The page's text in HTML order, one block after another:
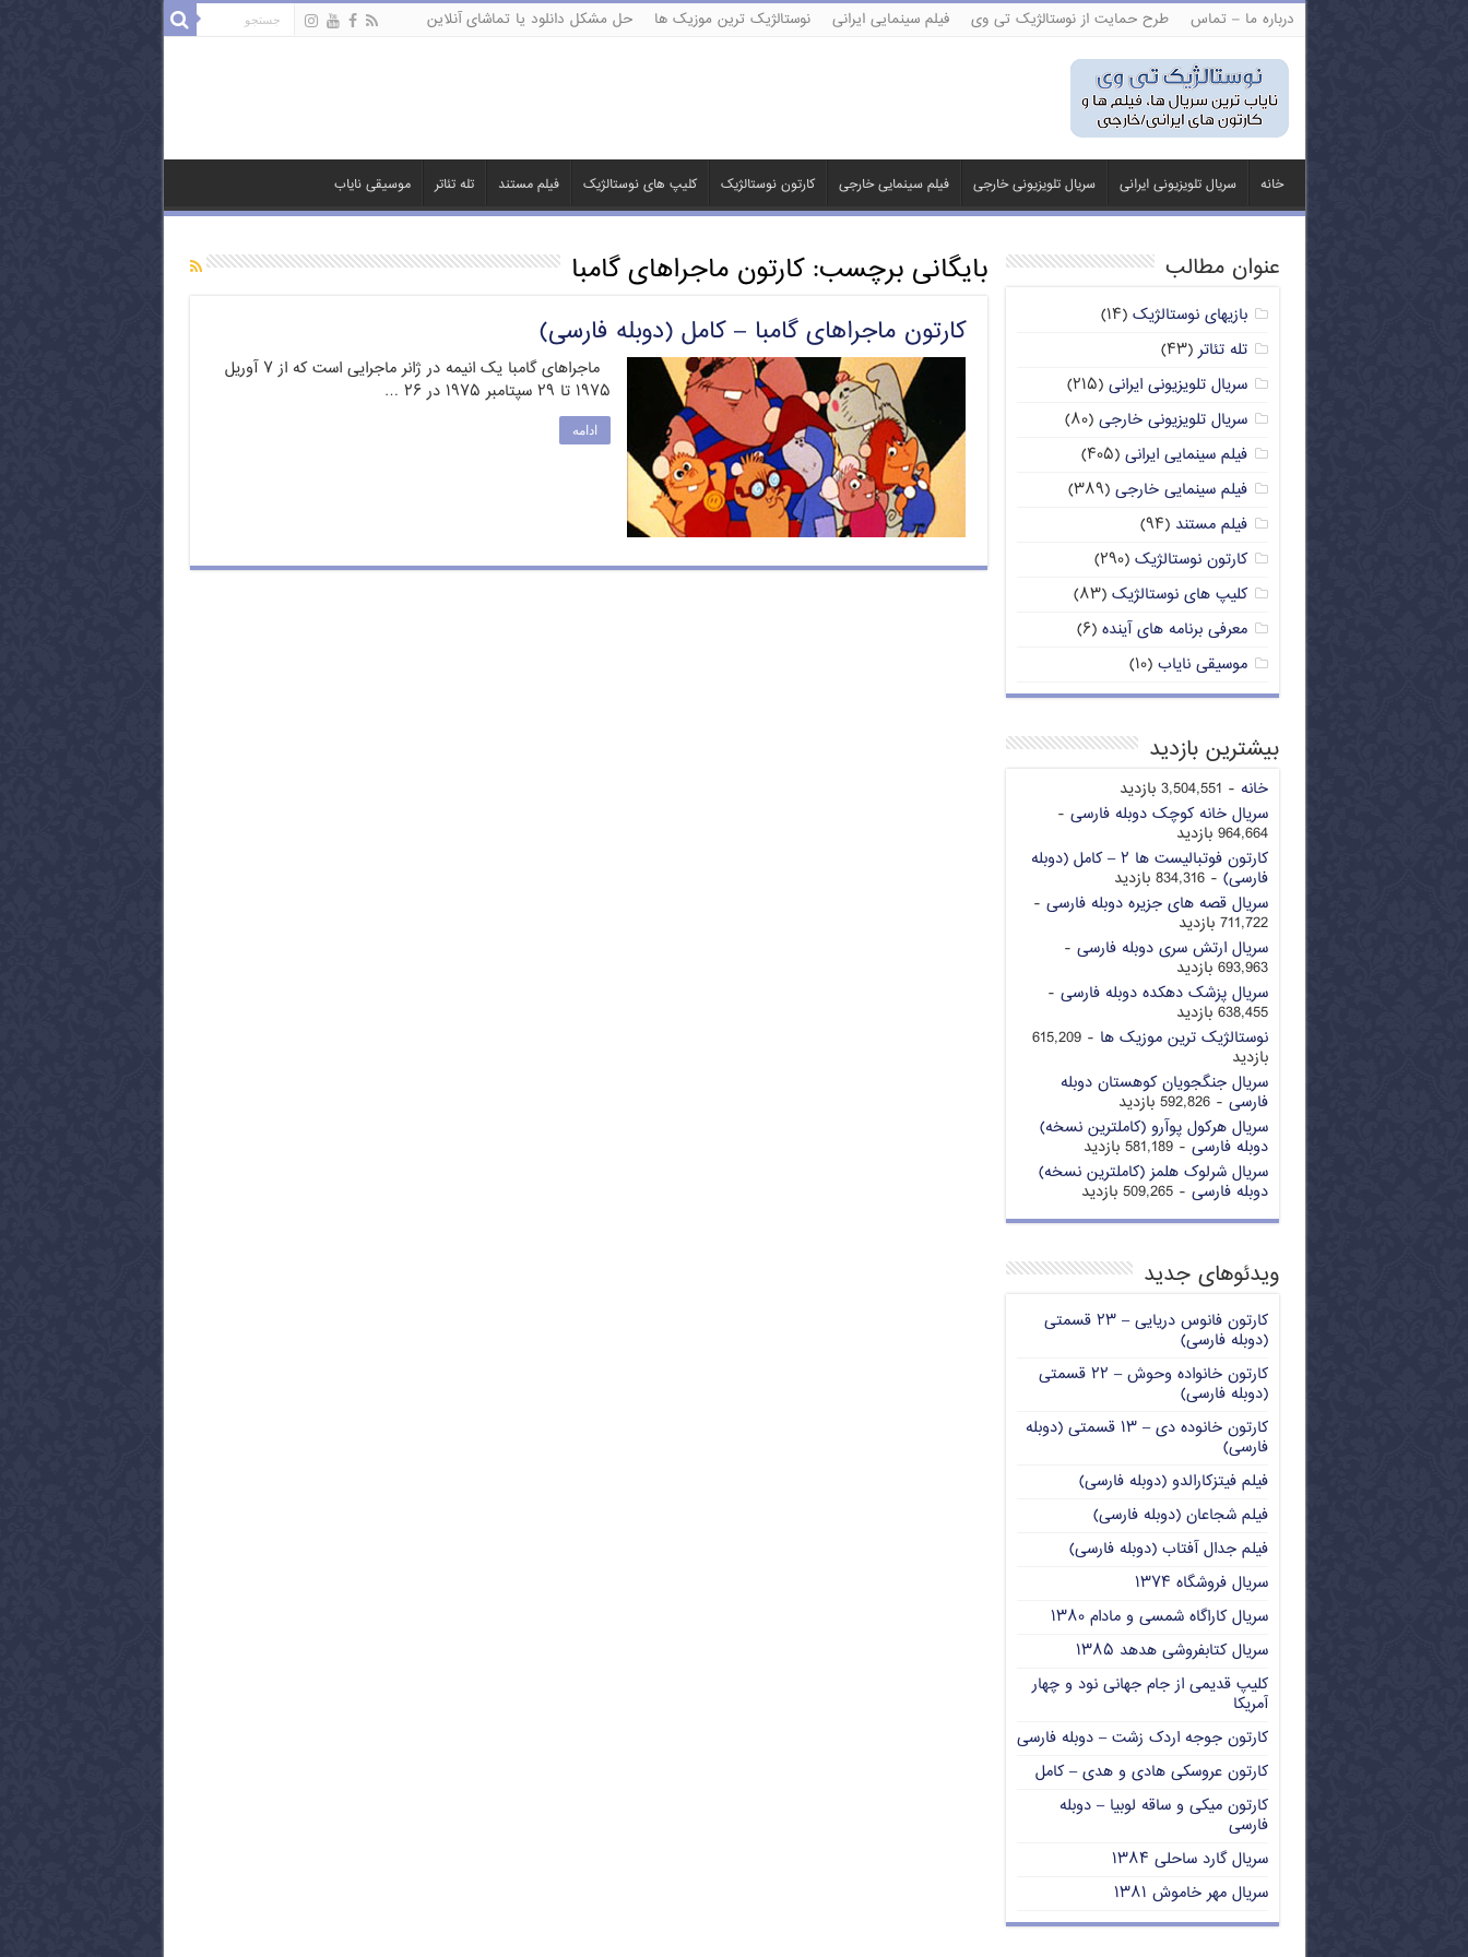
درباره ما – تماس طرح حمایت از نوستالژیک تی وی فیلم سینمایی ایرانی نوستالژیک ترین موزیک ها حل مشکل دانلود یا تماشای آنلاین
خانه سریال تلویزیونی ایرانی سریال تلویزیونی خارجی فیلم سینمایی خارجی کارتون نوستالژیک کلیپ های نوستالژیک فیلم مستند تله تئاتر موسیقی نایاب
بایگانی برچسب:کارتون ماجراهای گامبا
کارتون ماجراهای گامبا – کامل (دوبله فارسی)
ماجراهای گامبا یک انیمه در ژانر ماجرایی است که از ۷ آوریل
۱۹۷۵ تا ۲۹ سپتامبر ۱۹۷۵ در ۲۶ …
ادامه
عنوان مطالب
بازیهای نوستالژیک (۱۴)
تله تئاتر(۴۳)
سریال تلویزیونی ایرانی (۲۱۵)
سریال تلویزیونی خارجی (۸۰)
فیلم سینمایی ایرانی (۴۰۵)
فیلم سینمایی خارجی (۳۸۹)
فیلم مستند (۹۴)
کارتون نوستالژیک (۲۹۰)
کلیپ های نوستالژیک (۸۳)
معرفی برنامه های آینده (۶)
موسیقی نایاب (۱۰)
بیشترین بازدید
خانه - 3,504,551 بازدید
سریال خانه کوچک دوبله فارسی -
964,664 بازدید
کارتون فوتبالیست ها ۲ – کامل (دوبله
فارسی) - 834,316 بازدید
سریال قصه های جزیره دوبله فارسی -
711,722 بازدید
سریال ارتش سری دوبله فارسی -
693,963 بازدید
سریال پزشک دهکده دوبله فارسی -
638,455 بازدید
نوستالژیک ترین موزیک ها
- 615,209
بازدید
سریال جنگجویان کوهستان دوبله
فارسی - 592,826 بازدید
سریال هرکول پوآرو (کاملترین نسخه)
دوبله فارسی - 581,189 بازدید
سریال شرلوک هلمز (کاملترین نسخه)
دوبله فارسی - 509,265 بازدید
ویدئوهای جدید
کارتون فانوس دریایی – ۲۳ قسمتی
(دوبله فارسی)
کارتون خانواده وحوش – ۲۲ قسمتی
(دوبله فارسی)
کارتون خانوده دی – ۱۳ قسمتی (دوبله
فارسی)
فیلم فیتزکارالدو (دوبله فارسی)
فیلم شجاعان (دوبله فارسی)
فیلم جدال آفتاب (دوبله فارسی)
سریال فروشگاه ۱۳۷۴
سریال کاراگاه شمسی و مادام ۱۳۸۰
سریال کتابفروشی هدهد ۱۳۸۵
کلیپ قدیمی از جام جهانی نود و چهار
آمریکا
کارتون جوجه اردک زشت – دوبله فارسی
کارتون عروسکی هادی و هدی – کامل
کارتون میکی و ساقه لوبیا – دوبله
فارسی
سریال گارد ساحلی ۱۳۸۴
سریال مهر خاموش ۱۳۸۱